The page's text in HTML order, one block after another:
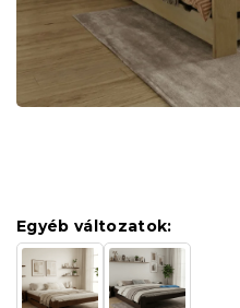
Egyéb változatok: